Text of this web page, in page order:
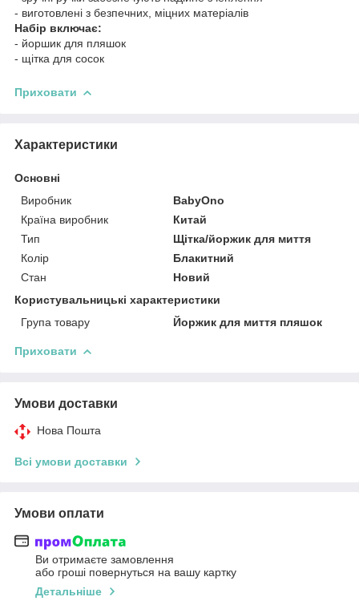
- виготовлені з безпечних, міцних матеріалів
Набір включає:
- йоршик для пляшок
- щітка для сосок
Приховати
Характеристики
Основні
Виробник
BabyOno
Країна виробник
Китай
Тип
Щітка/йоржик для миття
Колір
Блакитний
Стан
Новий
Користувальницькі характеристики
Група товару
Йоржик для миття пляшок
Приховати
Умови доставки
Нова Пошта
Всі умови доставки
Умови оплати
Ви отримаєте замовлення
або гроші повернуться на вашу картку
Детальніше